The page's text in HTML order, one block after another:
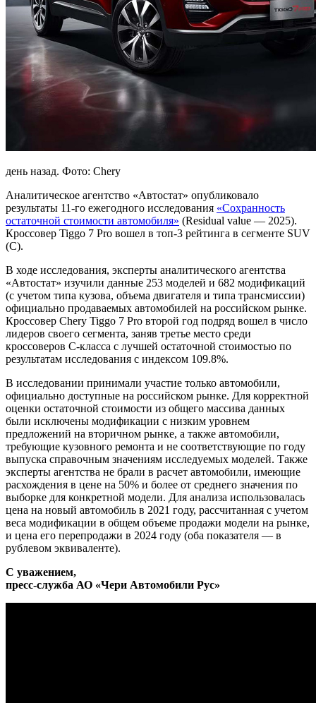
день назад. Фото: Chery
Аналитическое агентство «Автостат» опубликовало
результаты 11-го ежегодного исследования «Сохранность
остаточной стоимости автомобиля» (Residual value — 2025).
Кроссовер Tiggo 7 Pro вошел в топ-3 рейтинга в сегменте SUV
(C).
В ходе исследования, эксперты аналитического агентства
«Автостат» изучили данные 253 моделей и 682 модификаций
(с учетом типа кузова, объема двигателя и типа трансмиссии)
официально продаваемых автомобилей на российском рынке.
Кроссовер Chery Tiggo 7 Pro второй год подряд вошел в число
лидеров своего сегмента, заняв третье место среди
кроссоверов С-класса с лучшей остаточной стоимостью по
результатам исследования с индексом 109.8%.
В исследовании принимали участие только автомобили,
официально доступные на российском рынке. Для корректной
оценки остаточной стоимости из общего массива данных
были исключены модификации с низким уровнем
предложений на вторичном рынке, а также автомобили,
требующие кузовного ремонта и не соответствующие по году
выпуска справочным значениям исследуемых моделей. Также
эксперты агентства не брали в расчет автомобили, имеющие
расхождения в цене на 50% и более от среднего значения по
выборке для конкретной модели. Для анализа использовалась
цена на новый автомобиль в 2021 году, рассчитанная с учетом
веса модификации в общем объеме продажи модели на рынке,
и цена его перепродажи в 2024 году (оба показателя — в
рублевом эквиваленте).
C уважением,
пресс-служба АО «Чери Автомобили Рус»